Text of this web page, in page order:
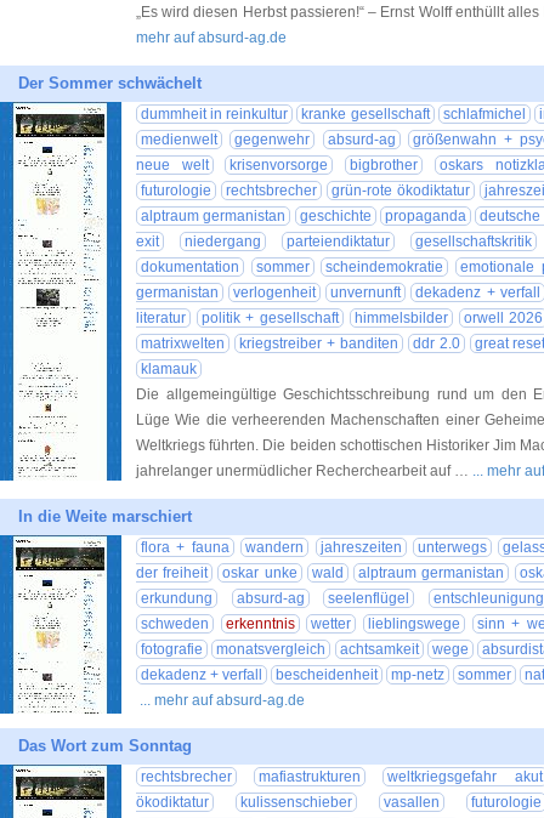
„Es wird diesen Herbst passieren!“ – Ernst Wolff enthüllt
mehr auf absurd-ag.de
Der Sommer schwächelt
dummheit in reinkultur kranke gesellschaft schlafmichel
medienwelt
gegenwehr absurd-ag
größenwahn +
neue welt
krisenvorsorge bigbrother
oskars
futurologie
rechtsbrecher grün-rote ökodiktatur
alptraum germanistan
geschichte propaganda
deutsche
exit
niedergang parteiendiktatur
gesellschaftskritik
dokumentation
sommer scheindemokratie
emotionale
germanistan
verlogenheit unvernunft
dekadenz + verfall
literatur
politik + gesellschaft himmelsbilder
orwell 2026
matrixwelten
kriegstreiber + banditen ddr 2.0
great
klamauk
Die allgemeingültige Geschichtsschreibung rund um den
Lüge Wie die verheerenden Machenschaften einer
Weltkriegs führten. Die beiden schottischen Historiker Jim
jahrelanger unermüdlicher Recherchearbeit auf … ... mehr
In die Weite marschiert
flora + fauna wandern jahreszeiten unterwegs
der freiheit
oskar unke wald alptraum germanistan
erkundung
absurd-ag seelenflügel
entschleunigung
schweden
erkenntnis wetter lieblingswege
sinn +
fotografie
monatsvergleich achtsamkeit wege
dekadenz + verfall
bescheidenheit mp-netz sommer
... mehr auf absurd-ag.de
Das Wort zum Sonntag
rechtsbrecher mafiastrukturen
weltkriegsgefahr akut
ökodiktatur
kulissenschieber vasallen
futurologie